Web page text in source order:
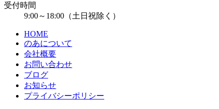
受付時間
9:00～18:00（土日祝除く）
HOME
のあについて
会社概要
お問い合わせ
ブログ
お知らせ
プライバシーポリシー